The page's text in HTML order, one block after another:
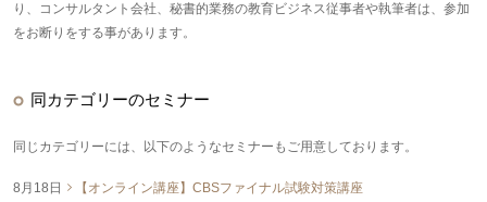
り、コンサルタント会社、秘書的業務の教育ビジネス従事者や執筆者は、参加
をお断りをする事があります。
同カテゴリーのセミナー
同じカテゴリーには、以下のようなセミナーもご用意しております。
8月18日
【オンライン講座】CBSファイナル試験対策講座